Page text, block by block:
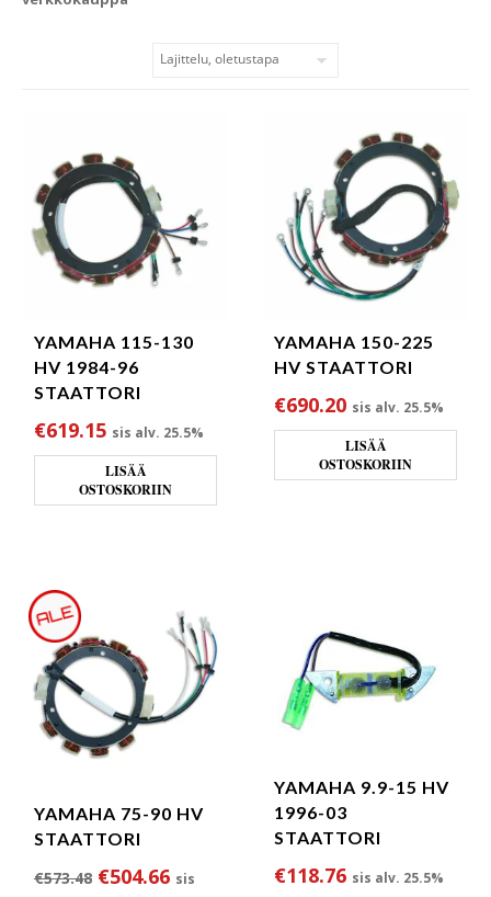
YAMAHA 115-130
HV 1984-96
STAATTORI
€619.15 sis alv. 25.5%
LISÄÄ
OSTOSKORIIN
YAMAHA 150-225
HV STAATTORI
€690.20 sis alv. 25.5%
LISÄÄ
OSTOSKORIIN
YAMAHA 75-90 HV
STAATTORI
€573.48 Alkuperäinen hinta oli: €573.48.
€504.66Nykyinen hinta on: €504.66.
sis
YAMAHA 9.9-15 HV
1996-03
STAATTORI
€118.76 sis alv. 25.5%